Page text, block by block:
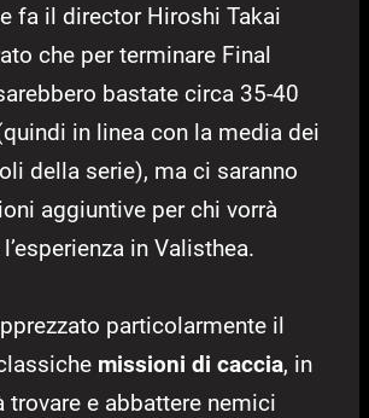
fa il director Hiroshi Takai
che per terminare Final
bastate circa 35-40
in linea con la media dei
della serie), ma ci saranno
aggiuntive per chi vorrà
in Valisthea.
particolarmente il
missioni di caccia, in
trovare e abbattere nemici